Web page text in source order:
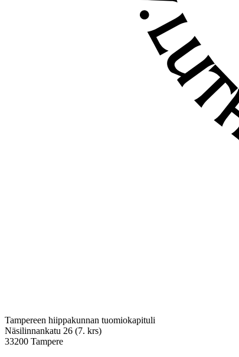
Tampereen hiippakunnan tuomiokapituli
Näsilinnankatu 26 (7. krs)
33200 Tampere